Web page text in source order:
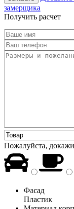
замерщика
Получить расчет
Пожалуйста,
Фасад
Пластик